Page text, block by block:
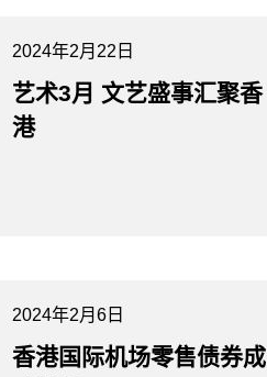
2024年2月22日
艺术3月 文艺盛事汇聚香
港
2024年2月6日
香港国际机场零售债券成